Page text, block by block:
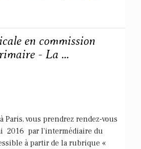
en commission
- La ...
Paris, vous prendrez rendez-vous
2016 par l'intermédiaire du
à partir de la rubrique «